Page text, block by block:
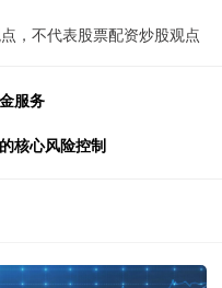
，不代表股票配资炒股观点
服务
核心风险控制